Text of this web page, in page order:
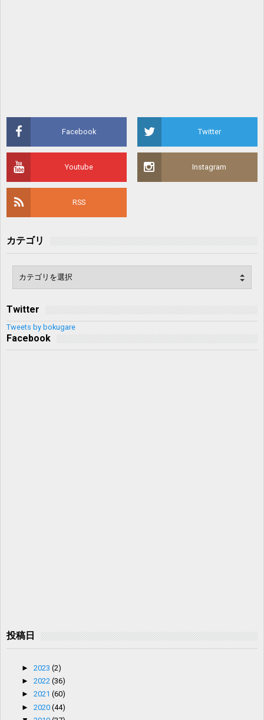
Facebook Twitter
Youtube Instagram
RSS
カテゴリ
Twitter
Tweets by bokugare
Facebook
投稿日
► 2023 (2)
► 2022 (36)
► 2021 (60)
► 2020 (44)